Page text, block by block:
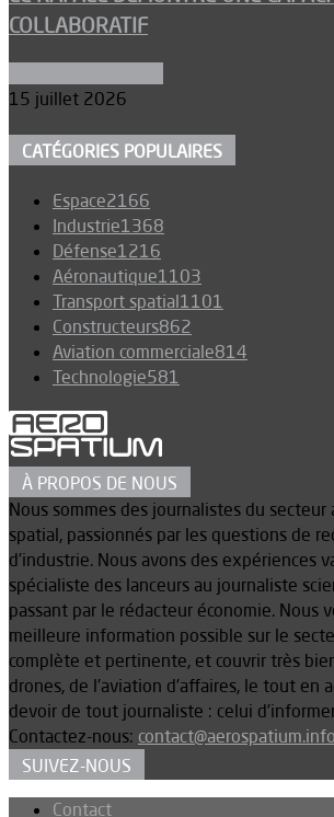
COLLABORATIF
15 juillet 2026
CATÉGORIES POPULAIRES
Espace2166
Industrie1368
Défense1216
Aéronautique1103
Transport spatial1101
Constructeurs862
Aviation commerciale814
Technologie581
À PROPOS DE NOUS
Nous sommes des journalistes du
spatial, passionnés par les questions de
d’industrie. Nous avons des expériences
spécialiste des lanceurs au journaliste
passant par le rédacteur économie. Nous
meilleure information possible sur le
complète et pertinente, et couvrir très
drones, de l’aviation d’affaires, le tout en
devoir de tout journaliste : celui
Contactez-nous: contact@aerospatium.info
SUIVEZ-NOUS
Contact